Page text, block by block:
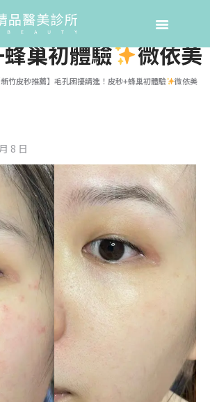
推薦】毛孔困擾請
巢初體驗
微依美
新竹皮秒推薦】毛孔困擾請進！皮秒+蜂巢初體驗 微依美
8 日